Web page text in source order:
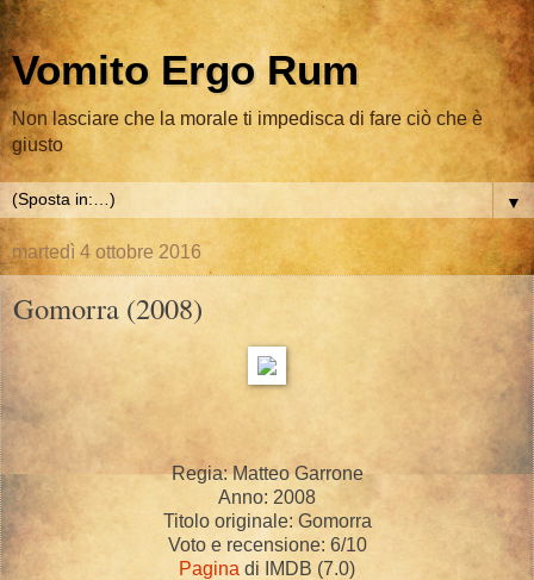
Vomito Ergo Rum
Non lasciare che la morale ti impedisca di fare ciò che è
giusto
▼
martedì 4 ottobre 2016
Gomorra (2008)
Regia: Matteo Garrone
Anno: 2008
Titolo originale: Gomorra
Voto e recensione: 6/10
Pagina di IMDB (7.0)